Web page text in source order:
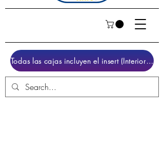
Todas las cajas incluyen el insert (Interior